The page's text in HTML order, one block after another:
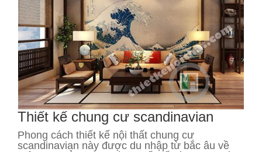
Thiết kế chung cư scandinavian
Phong cách thiết kế nội thất chung cư
scandinavian này được du nhập từ bắc âu về